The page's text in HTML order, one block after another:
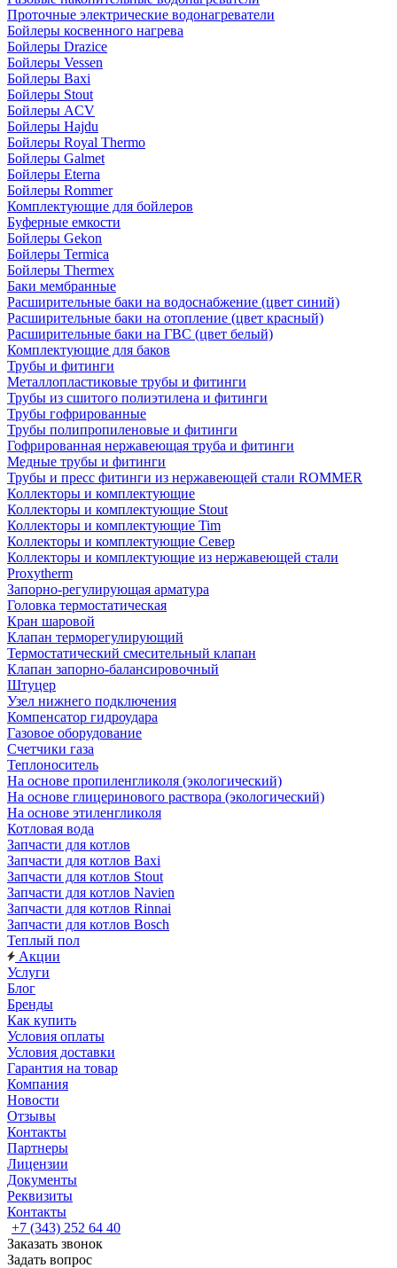
Проточные электрические водонагреватели
Бойлеры косвенного нагрева
Бойлеры Drazice
Бойлеры Vessen
Бойлеры Baxi
Бойлеры Stout
Бойлеры ACV
Бойлеры Hajdu
Бойлеры Royal Thermo
Бойлеры Galmet
Бойлеры Eterna
Бойлеры Rommer
Комплектующие для бойлеров
Буферные емкости
Бойлеры Gekon
Бойлеры Termica
Бойлеры Thermex
Баки мембранные
Расширительные баки на водоснабжение (цвет синий)
Расширительные баки на отопление (цвет красный)
Расширительные баки на ГВС (цвет белый)
Комплектующие для баков
Трубы и фитинги
Металлопластиковые трубы и фитинги
Трубы из сшитого полиэтилена и фитинги
Трубы гофрированные
Трубы полипропиленовые и фитинги
Гофрированная нержавеющая труба и фитинги
Медные трубы и фитинги
Трубы и пресс фитинги из нержавеющей стали ROMMER
Коллекторы и комплектующие
Коллекторы и комплектующие Stout
Коллекторы и комплектующие Tim
Коллекторы и комплектующие Север
Коллекторы и комплектующие из нержавеющей стали
Proxytherm
Запорно-регулирующая арматура
Головка термостатическая
Кран шаровой
Клапан терморегулирующий
Термостатический смесительный клапан
Клапан запорно-балансировочный
Штуцер
Узел нижнего подключения
Компенсатор гидроудара
Газовое оборудование
Счетчики газа
Теплоноситель
На основе пропиленгликоля (экологический)
На основе глицеринового раствора (экологический)
На основе этиленгликоля
Котловая вода
Запчасти для котлов
Запчасти для котлов Baxi
Запчасти для котлов Stout
Запчасти для котлов Navien
Запчасти для котлов Rinnai
Запчасти для котлов Bosch
Теплый пол
Акции
Услуги
Блог
Бренды
Как купить
Условия оплаты
Условия доставки
Гарантия на товар
Компания
Новости
Отзывы
Контакты
Партнеры
Лицензии
Документы
Реквизиты
Контакты
+7 (343) 252 64 40
Заказать звонок
Задать вопрос